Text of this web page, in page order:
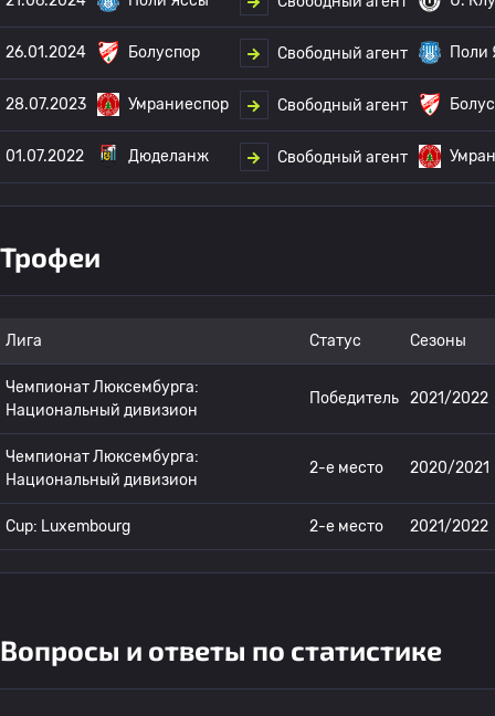
26.01.2024 Болуспор Свободный агент Поли
28.07.2023 Умраниеспор Свободный агент
01.07.2022 Дюделанж Свободный агент
Трофеи
Лига Статус Сезоны
Чемпионат Люксембурга:
Национальный дивизион
Победитель 2021/2022
Чемпионат Люксембурга:
Национальный дивизион
2-е место 2020/2021
Cup: Luxembourg 2-е место 2021/2022
Вопросы и ответы по статистике